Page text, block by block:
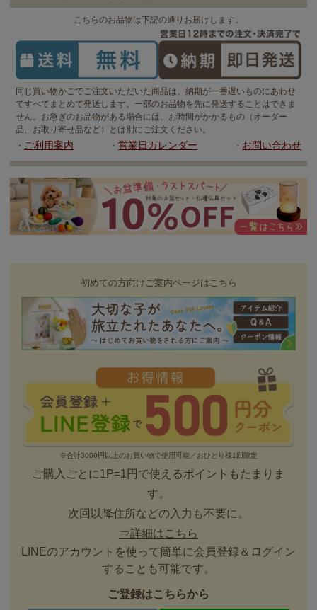
こちらのお品物は下記の通りお届けします。
同じ買い物かごでご注文いただいた商品は、納期が一番遅いものにあわせ
てすべてまとめて発送します。一部のお品物を先に発送することはできま
せん。お急ぎのお品物がある場合には、お時間がかかるもの（オーダー
品、お取り寄せ品など）とは別にご注文ください。
・ ご利用案内 ・ 営業日カレンダー ・ お問い合わせ
初めての方向けご案内ページはこちら
※合計3000円以上のお買い物で使用可能／おひとり様1回限定
ご購入ごとに1P=1円で使えるポイントもたまりま
す。
次回以降住所などの入力も不要に。
⇒詳細はこちら
LINEのアカウントを使って簡単に会員登録＆ログイン
することも可能です。
ご登録はこちらから